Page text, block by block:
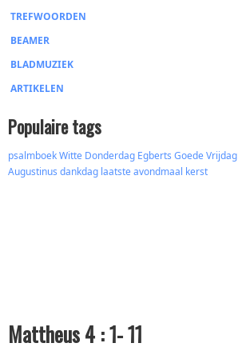
TREFWOORDEN
BEAMER
BLADMUZIEK
ARTIKELEN
Populaire tags
psalmboekWitte Donderdag Egberts Goede Vrijdag
Augustinus dankdag laatste avondmaal kerst
Mattheus 4 : 1- 11